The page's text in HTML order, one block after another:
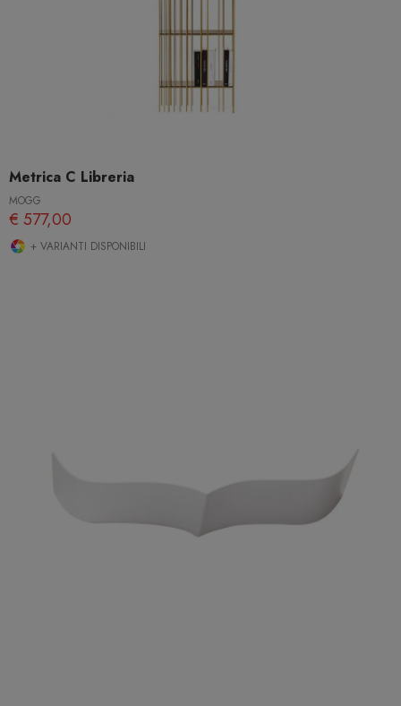
Metrica C Libreria
MOGG
€ 577,00
+ VARIANTI DISPONIBILI